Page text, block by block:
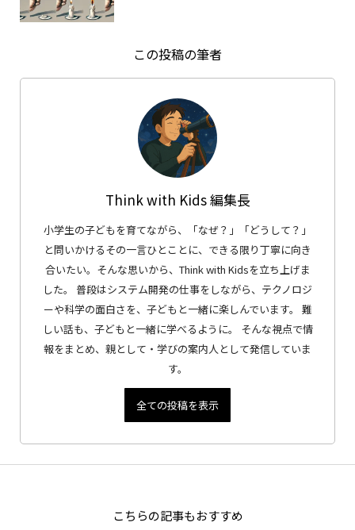
この投稿の筆者
Think with Kids 編集長
小学生の子どもを育てながら、「なぜ？」「どうして？」
と問いかけるその一言ひとことに、できる限り丁寧に向き
合いたい。そんな思いから、Think with Kidsを立ち上げま
した。 普段はシステム開発の仕事をしながら、テクノロジ
ーや科学の面白さを、子どもと一緒に楽しんでいます。 難
しい話も、子どもと一緒に学べるように。 そんな視点で情
報をまとめ、親として・学びの案内人として発信していま
す。
全ての投稿を表示
こちらの記事もおすすめ